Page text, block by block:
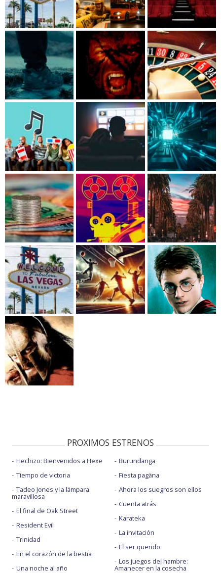
PROXIMOS ESTRENOS
Hechizo: Bienvenidos a Hexe
Tiempo de victoria
Tadeo Jones y la lámpara
maravillosa
El final de Oak Street
Resident Evil
Trinidad
En el corazón de la bestia
Una noche al año
Burundanga
Fiesta pagäna
Ahora los suegros son ellos
Cuenta atrás
Karateka
La invitación
El ser querido
Los juegos del hambre:
Amanecer en la cosecha